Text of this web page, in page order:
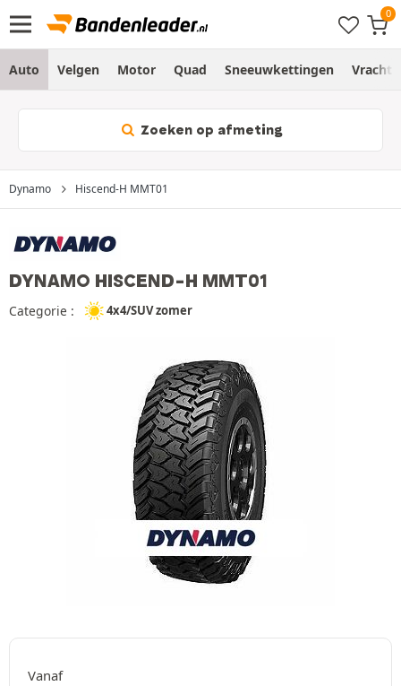
Auto Velgen Motor Quad Sneeuwkettingen
Zoeken op afmeting
Dynamo Hiscend-H MMT01
DYNAMO HISCEND-H MMT01
Categorie : 4x4/SUV zomer
Vanaf